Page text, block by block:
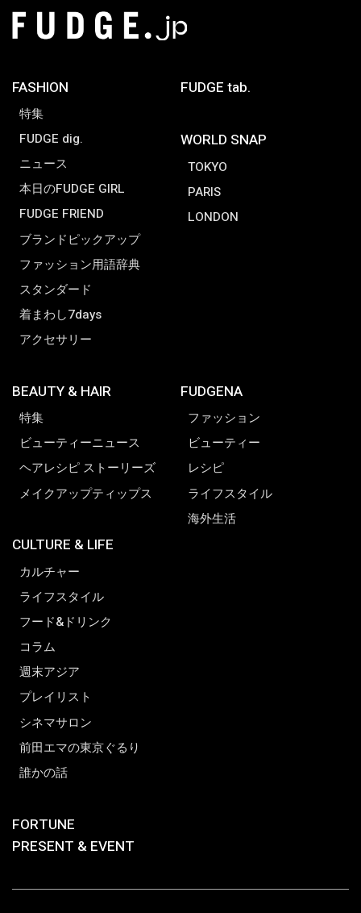
FASHION
特集
FUDGE dig.
ニュース
本日のFUDGE GIRL
FUDGE FRIEND
ブランドピックアップ
ファッション用語辞典
スタンダード
着まわし7days
アクセサリー
FUDGE tab.
WORLD SNAP
TOKYO
PARIS
LONDON
BEAUTY & HAIR
特集
ビューティーニュース
ヘアレシピ ストーリーズ
メイクアップティップス
CULTURE & LIFE
カルチャー
ライフスタイル
フード&ドリンク
コラム
週末アジア
プレイリスト
シネマサロン
前田エマの東京ぐるり
誰かの話
FUDGENA
ファッション
ビューティー
レシピ
ライフスタイル
海外生活
FORTUNE
PRESENT & EVENT